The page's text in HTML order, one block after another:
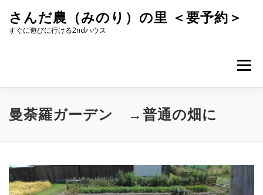
キ
さんだ農（みのり）の里 ＜要予約＞
すぐに遊びに行ける2ndハウス
メニュー
曼荼羅ガーデン →普通の畑に